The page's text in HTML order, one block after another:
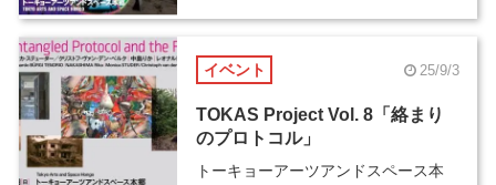
イベント 25/9/3
TOKAS Project Vol. 8「絡まり
のプロトコル」
トーキョーアーツアンドスペース本